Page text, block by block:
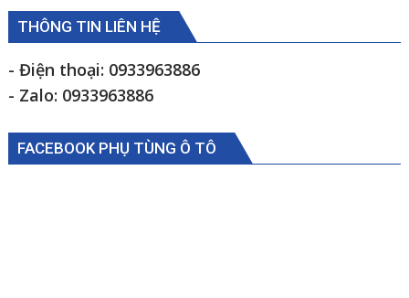
phải
Kia
THÔNG TIN LIÊN HỆ
- Điện thoại: 0933963886
- Zalo: 0933963886
FACEBOOK PHỤ TÙNG Ô TÔ